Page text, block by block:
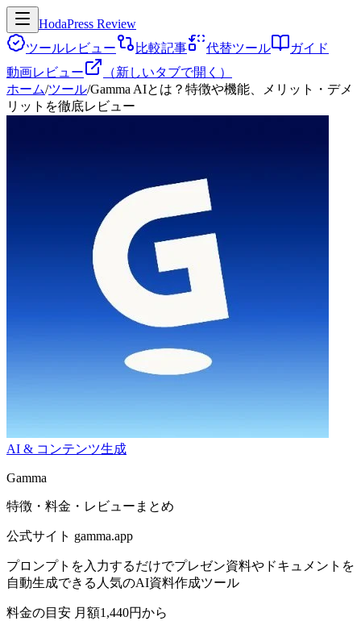
HodaPress Review
ツールレビュー
比較記事 代替ツール
ガイド
動画レビュー
（新しいタブで開く）
ホーム/ツール/Gamma AIとは？特徴や機能、メリット・デメ
リットを徹底レビュー
AI & コンテンツ生成
Gamma
特徴・料金・レビューまとめ
公式サイト gamma.app
プロンプトを入力するだけでプレゼン資料やドキュメントを
自動生成できる人気のAI資料作成ツール
料金の目安 月額1,440円から